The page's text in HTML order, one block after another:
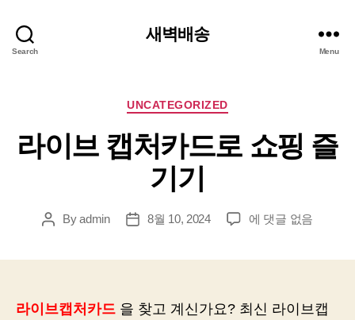
Search
새벽배송
Menu
Categories
UNCATEGORIZED
라이브 캡처카드로 쇼핑 즐
기기
PostByadmin
Post8월 10, 2024
라
카
에 댓글 없음
라이브캡처카드 을 찾고 계신가요? 최신 라이브캡